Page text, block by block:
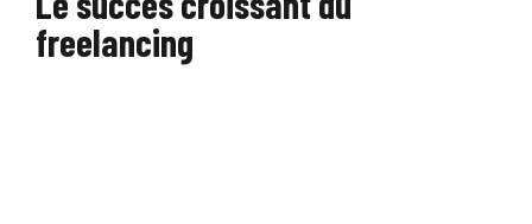
freelancing